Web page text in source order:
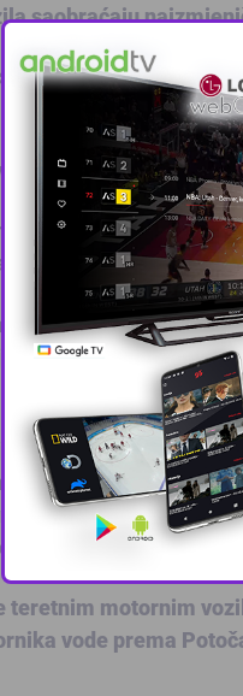
saobraćaju
na Ribićkom
usporeno, jednom
za sada, ne čekaju
izlaska i
na graničnim
vozila do 3,5
vozila. Na graničnom
genocida u
9., 10. i 11. 07. na
od 9 do 15 sati
Milići.
teretnim motornim
vode prema